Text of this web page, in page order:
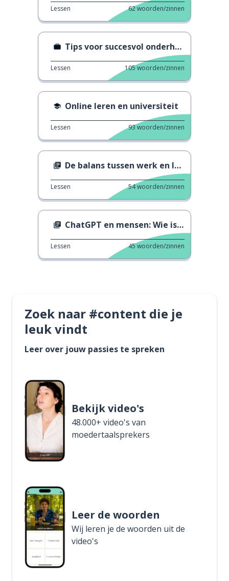
Lessen 62woorden/zinnen
Tips voor succesvol onderhandelen
Lessen 105woorden/zinnen
Online leren en universiteit
Lessen 93woorden/zinnen
De balans tussen werk en leven
Lessen 54woorden/zinnen
ChatGPT en mensen: Wie is slimmer?
Lessen 45woorden/zinnen
Zoek naar #content die je
leuk vindt
Leer over jouw passies te spreken
Bekijk video's
48.000+ video's van
moedertaalsprekers
Leer de woorden
Wij leren je de woorden uit de
video's